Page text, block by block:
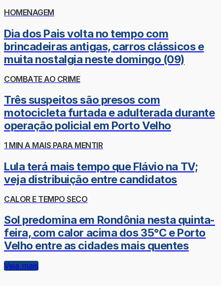
HOMENAGEM
Dia dos Pais volta no tempo com
brincadeiras antigas, carros clássicos e
muita nostalgia neste domingo (09)
COMBATE AO CRIME
Três suspeitos são presos com
motocicleta furtada e adulterada durante
operação policial em Porto Velho
1 MIN A MAIS PARA MENTIR
Lula terá mais tempo que Flávio na TV;
veja distribuição entre candidatos
CALOR E TEMPO SECO
Sol predomina em Rondônia nesta quinta-
feira, com calor acima dos 35°C e Porto
Velho entre as cidades mais quentes
Veja mais